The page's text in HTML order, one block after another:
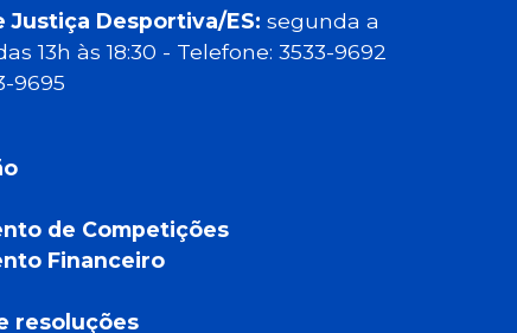
Justiça Desportiva/ES: segunda a
13h às 18:30 - Telefone: 3533-9692
9695
de Competições
Financeiro
resoluções